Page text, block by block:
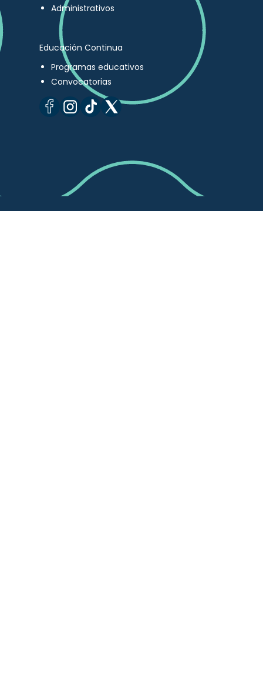
Administrativos
Educación Continua
Programas educativos
Convocatorias